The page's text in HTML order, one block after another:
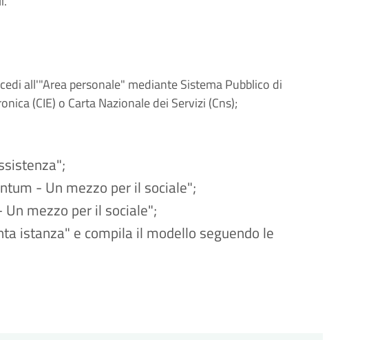
all'"Area personale" mediante Sistema Pubblico di
(CIE) o Carta Nazionale dei Servizi (Cns);
- Un mezzo per il sociale";
mezzo per il sociale";
istanza" e compila il modello seguendo le